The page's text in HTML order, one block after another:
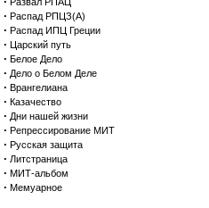
· Распад РПЦЗ(А)
· Распад ИПЦ Греции
· Царский путь
· Белое Дело
· Дело о Белом Деле
· Врангелиана
· Казачество
· Дни нашей жизни
· Репрессирование МИТ
· Русская защита
· Литстраница
· МИТ-альбом
· Мемуарное